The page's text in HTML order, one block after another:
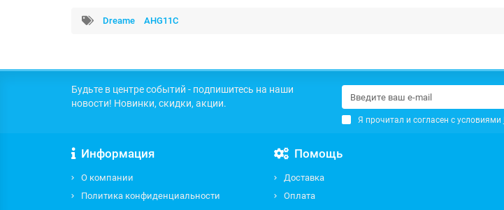
Dreame AHG11C
Будьте в центре событий - подпишитесь на наши
новости! Новинки, скидки, акции.
Я прочитал и согласен с условиями
Информация
О компании
Политика конфиденциальности
Помощь
Доставка
Оплата